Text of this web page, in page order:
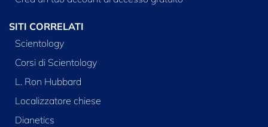
SITI CORRELATI
Scientology
Corsi di Scientology
L. Ron Hubbard
Localizzatore chiese
Dianetics